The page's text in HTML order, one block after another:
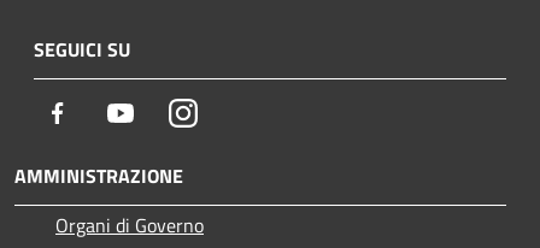
SEGUICI SU
Facebook YoutubeInstagram
AMMINISTRAZIONE
Organi di Governo